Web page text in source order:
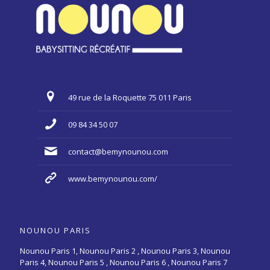
49 rue de la Roquette 75 011 Paris
09 84 34 50 07
contact@bemynounou.com
www.bemynounou.com/
NOUNOU PARIS
Nounou Paris 1,Nounou Paris 2 ,Nounou Paris 3,Nounou
Paris 4,Nounou Paris 5 ,Nounou Paris 6 ,Nounou Paris 7